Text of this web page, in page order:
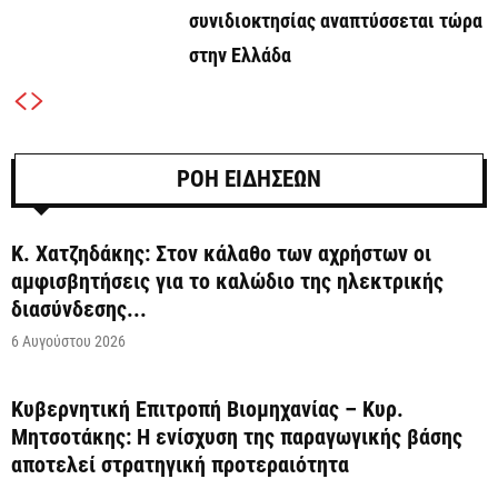
συνιδιοκτησίας αναπτύσσεται τώρα
στην Ελλάδα
ΡΟΗ ΕΙΔΗΣΕΩΝ
Κ. Χατζηδάκης: Στον κάλαθο των αχρήστων οι
αμφισβητήσεις για το καλώδιο της ηλεκτρικής
διασύνδεσης...
6 Αυγούστου 2026
Κυβερνητική Επιτροπή Βιομηχανίας – Κυρ.
Μητσοτάκης: Η ενίσχυση της παραγωγικής βάσης
αποτελεί στρατηγική προτεραιότητα